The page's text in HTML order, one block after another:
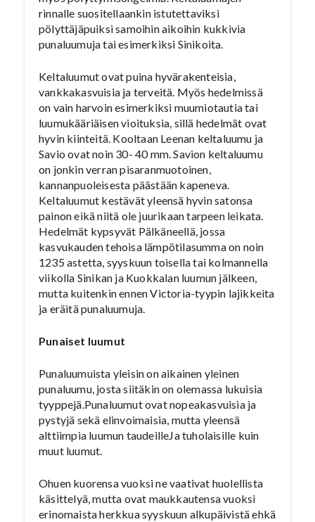
rinnalle suositellaankin istutettaviksi
pölyttäjäpuiksi samoihin aikoihin kukkivia
punaluumuja tai esimerkiksi Sinikoita.
Keltaluumut ovat puina hyvärakenteisia,
vankkakasvuisia ja terveitä. Myös hedelmissä
on vain harvoin esimerkiksi muumiotautia tai
luumukääriäisen vioituksia, sillä hedelmät ovat
hyvin kiinteitä. Kooltaan Leenan keltaluumu ja
Savio ovat noin 30- 40 mm. Savion keltaluumu
on jonkin verran pisaranmuotoinen,
kannanpuoleisesta päästään kapeneva.
Keltaluumut kestävät yleensä hyvin satonsa
painon eikä niitä ole juurikaan tarpeen leikata.
Hedelmät kypsyvät Pälkäneellä, jossa
kasvukauden tehoisa lämpötilasumma on noin
1235 astetta, syyskuun toisella tai kolmannella
viikolla Sinikan ja Kuokkalan luumun jälkeen,
mutta kuitenkin ennen Victoria-tyypin lajikkeita
ja eräitä punaluumuja.
Punaiset luumut
Punaluumuista yleisin on aikainen yleinen
punaluumu, josta siitäkin on olemassa lukuisia
tyyppejä.Punaluumut ovat nopeakasvuisia ja
pystyjä sekä elinvoimaisia, mutta yleensä
alttiimpia luumun taudeilleJa tuholaisille kuin
muut luumut.
Ohuen kuorensa vuoksi ne vaativat huolellista
käsittelyä, mutta ovat maukkautensa vuoksi
erinomaista herkkua syyskuun alkupäivistä ehkä